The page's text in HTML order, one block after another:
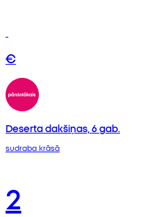
€
Deserta dakšiņas, 6 gab.
sudraba krāsā
2